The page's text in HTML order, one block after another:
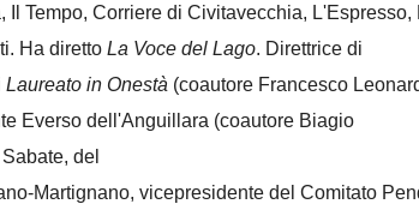
Il Tempo, Corriere di Civitavecchia, L'Espresso,
Ha diretto La Voce del Lago. Direttrice di
Laureato in Onestà (coautore Francesco
Everso dell'Anguillara (coautore Biagio
, del
Martignano, vicepresidente del Comitato